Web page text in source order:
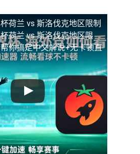
荷兰 vs 斯洛伐克地区限制
荷兰 vs 斯洛伐克地区限
你搞定中文解说+无卡顿直